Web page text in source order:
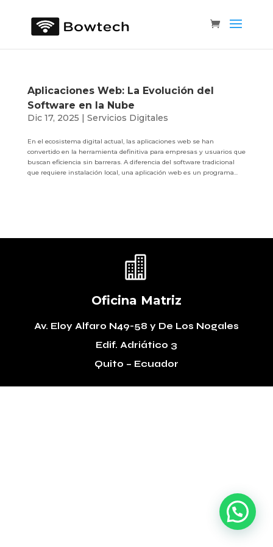
Aplicaciones Web: La Evolución del
Software en la Nube
Dic 17, 2025 | Servicios Digitales
En el ecosistema digital actual, las aplicaciones web se han
convertido en la herramienta definitiva para empresas y usuarios que
buscan eficiencia sin barreras. A diferencia del software tradicional
que requiere instalación local, una aplicación web es un programa...

Oficina Matriz
Av. Eloy Alfaro N49-58 y De Los Nogales
Edif. Adriático 3
Quito – Ecuador